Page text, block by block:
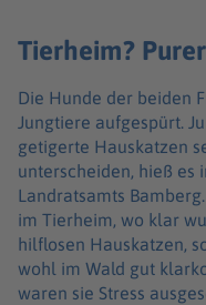
Tierheim?
Die Hunde der beiden
Jungtiere aufgespürt.
getigerte Hauskatzen
unterscheiden, hieß es
Landratsamts
im Tierheim, wo klar
hilflosen Hauskatzen,
wohl im Wald gut
waren sie Stress